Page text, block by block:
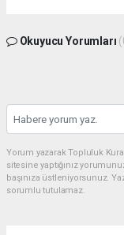
Okuyucu Yorumları
Yorum yazarak Topluluk
sitesine yaptığınız
başınıza üstleniyorsunuz.
sorumlu tutulamaz.